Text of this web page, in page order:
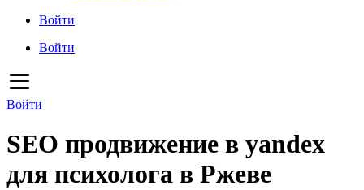
Войти
Войти
Войти
SEO продвижение в yandex
для психолога в Ржеве